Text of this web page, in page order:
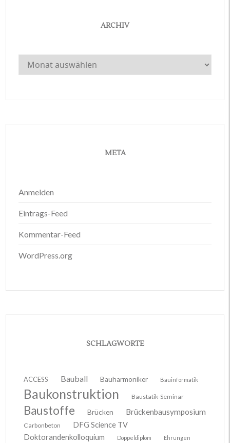
ARCHIV
Archiv
META
Anmelden
Eintrags-Feed
Kommentar-Feed
WordPress.org
SCHLAGWORTE
ACCESS Bauball Bauharmoniker Bauinformatik
Baukonstruktion Baustatik-Seminar
Baustoffe Brücken Brückenbausymposium
Carbonbeton
DFG Science TV
Doktorandenkolloquium
Doppeldiplom Ehrungen